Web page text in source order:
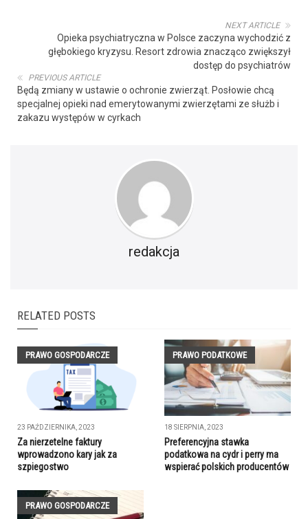
NEXT ARTICLE
Opieka psychiatryczna w Polsce zaczyna wychodzić z
głębokiego kryzysu. Resort zdrowia znacząco zwiększył
dostęp do psychiatrów
PREVIOUS ARTICLE
Będą zmiany w ustawie o ochronie zwierząt. Posłowie chcą
specjalnej opieki nad emerytowanymi zwierzętami ze służb i
zakazu występów w cyrkach
redakcja
RELATED POSTS
PRAWO GOSPODARCZE
23 PAŹDZIERNIKA, 2023
Za nierzetelne faktury
wprowadzono kary jak za
szpiegostwo
PRAWO PODATKOWE
18 SIERPNIA, 2023
Preferencyjna stawka
podatkowa na cydr i perry ma
wspierać polskich producentów
PRAWO GOSPODARCZE